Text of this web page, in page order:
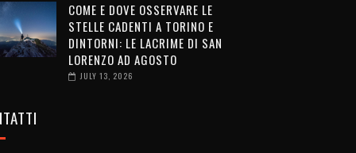
COME E DOVE OSSERVARE LE
STELLE CADENTI A TORINO E
DINTORNI: LE LACRIME DI SAN
LORENZO AD AGOSTO
JULY 13, 2026